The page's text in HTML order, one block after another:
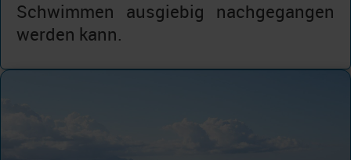
Schwimmen ausgiebig nachgegangen
werden kann.